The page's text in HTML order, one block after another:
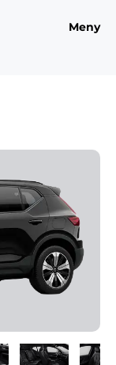
Meny